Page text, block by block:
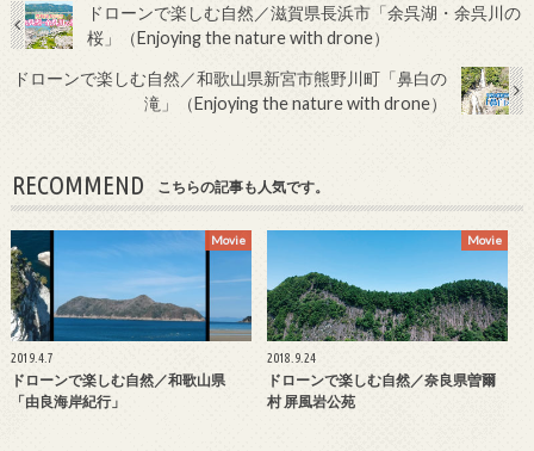
ドローンで楽しむ自然／滋賀県長浜市「余呉湖・余呉川の
桜」（Enjoying the nature with drone）
ドローンで楽しむ自然／和歌山県新宮市熊野川町「鼻白の
滝」（Enjoying the nature with drone）
RECOMMEND こちらの記事も人気です。
Movie
2019.4.7
ドローンで楽しむ自然／和歌山県
「由良海岸紀行」
Movie
2018.9.24
ドローンで楽しむ自然／奈良県曽爾
村 屏風岩公苑